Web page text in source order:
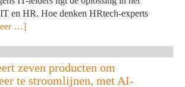
en HR. Hoe denken HRtech-experts
…]
zeven producten om
te stroomlijnen, met AI-